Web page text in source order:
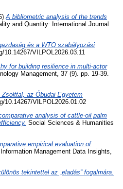
A bibliometric analysis of the trends
and Quantity: International Journal
és a WTO szabályozási
VILPOL2026.03.11
for building resilience in multi-actor
Management, 37 (9). pp. 19-39.
az Óbudai Egyetem
10.14267/VILPOL2026.01.02
analysis of cattle-oil palm
Social Sciences & Humanities
empirical evaluation of
Management Data Insights,
tekintettel az „eladás” fogalmára.